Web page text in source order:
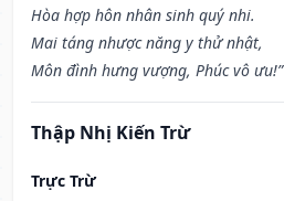
Hòa hợp hôn nhân sinh quý nhi.
Mai táng nhược năng y thử nhật,
Môn đình hưng vượng, Phúc vô ưu!”
Thập Nhị Kiến Trừ
Trực Trừ